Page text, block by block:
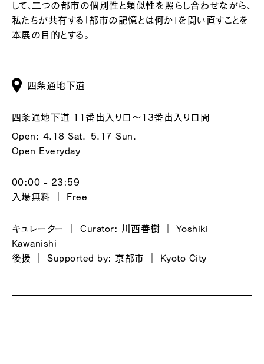
して、二つの都市の個別性と類似性を照らし合わせながら、
私たちが共有する「都市の記憶とは何か」を問い直すことを
本展の目的とする。
四条通地下道
四条通地下道 11番出入り口～13番出入り口間
Open: 4.18 Sat.–5.17 Sun.
Open Everyday
00:00 - 23:59
入場無料 ｜ Free
キュレーター ｜ Curator: 川西善樹 ｜ Yoshiki
Kawanishi
後援 ｜ Supported by: 京都市 ｜ Kyoto City